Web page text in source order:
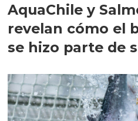
AquaChile y
revelan cómo el
se hizo parte de